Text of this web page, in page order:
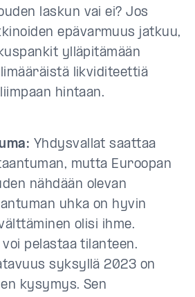
laskun vai ei? Jos
epävarmuus jatkuu,
ylläpitämään
likviditeettiä
hintaan.
Yhdysvallat saattaa
mutta Euroopan
nähdään olevan
uhka on hyvin
olisi ihme.
pelastaa tilanteen.
syksyllä 2023 on
kysymys. Sen